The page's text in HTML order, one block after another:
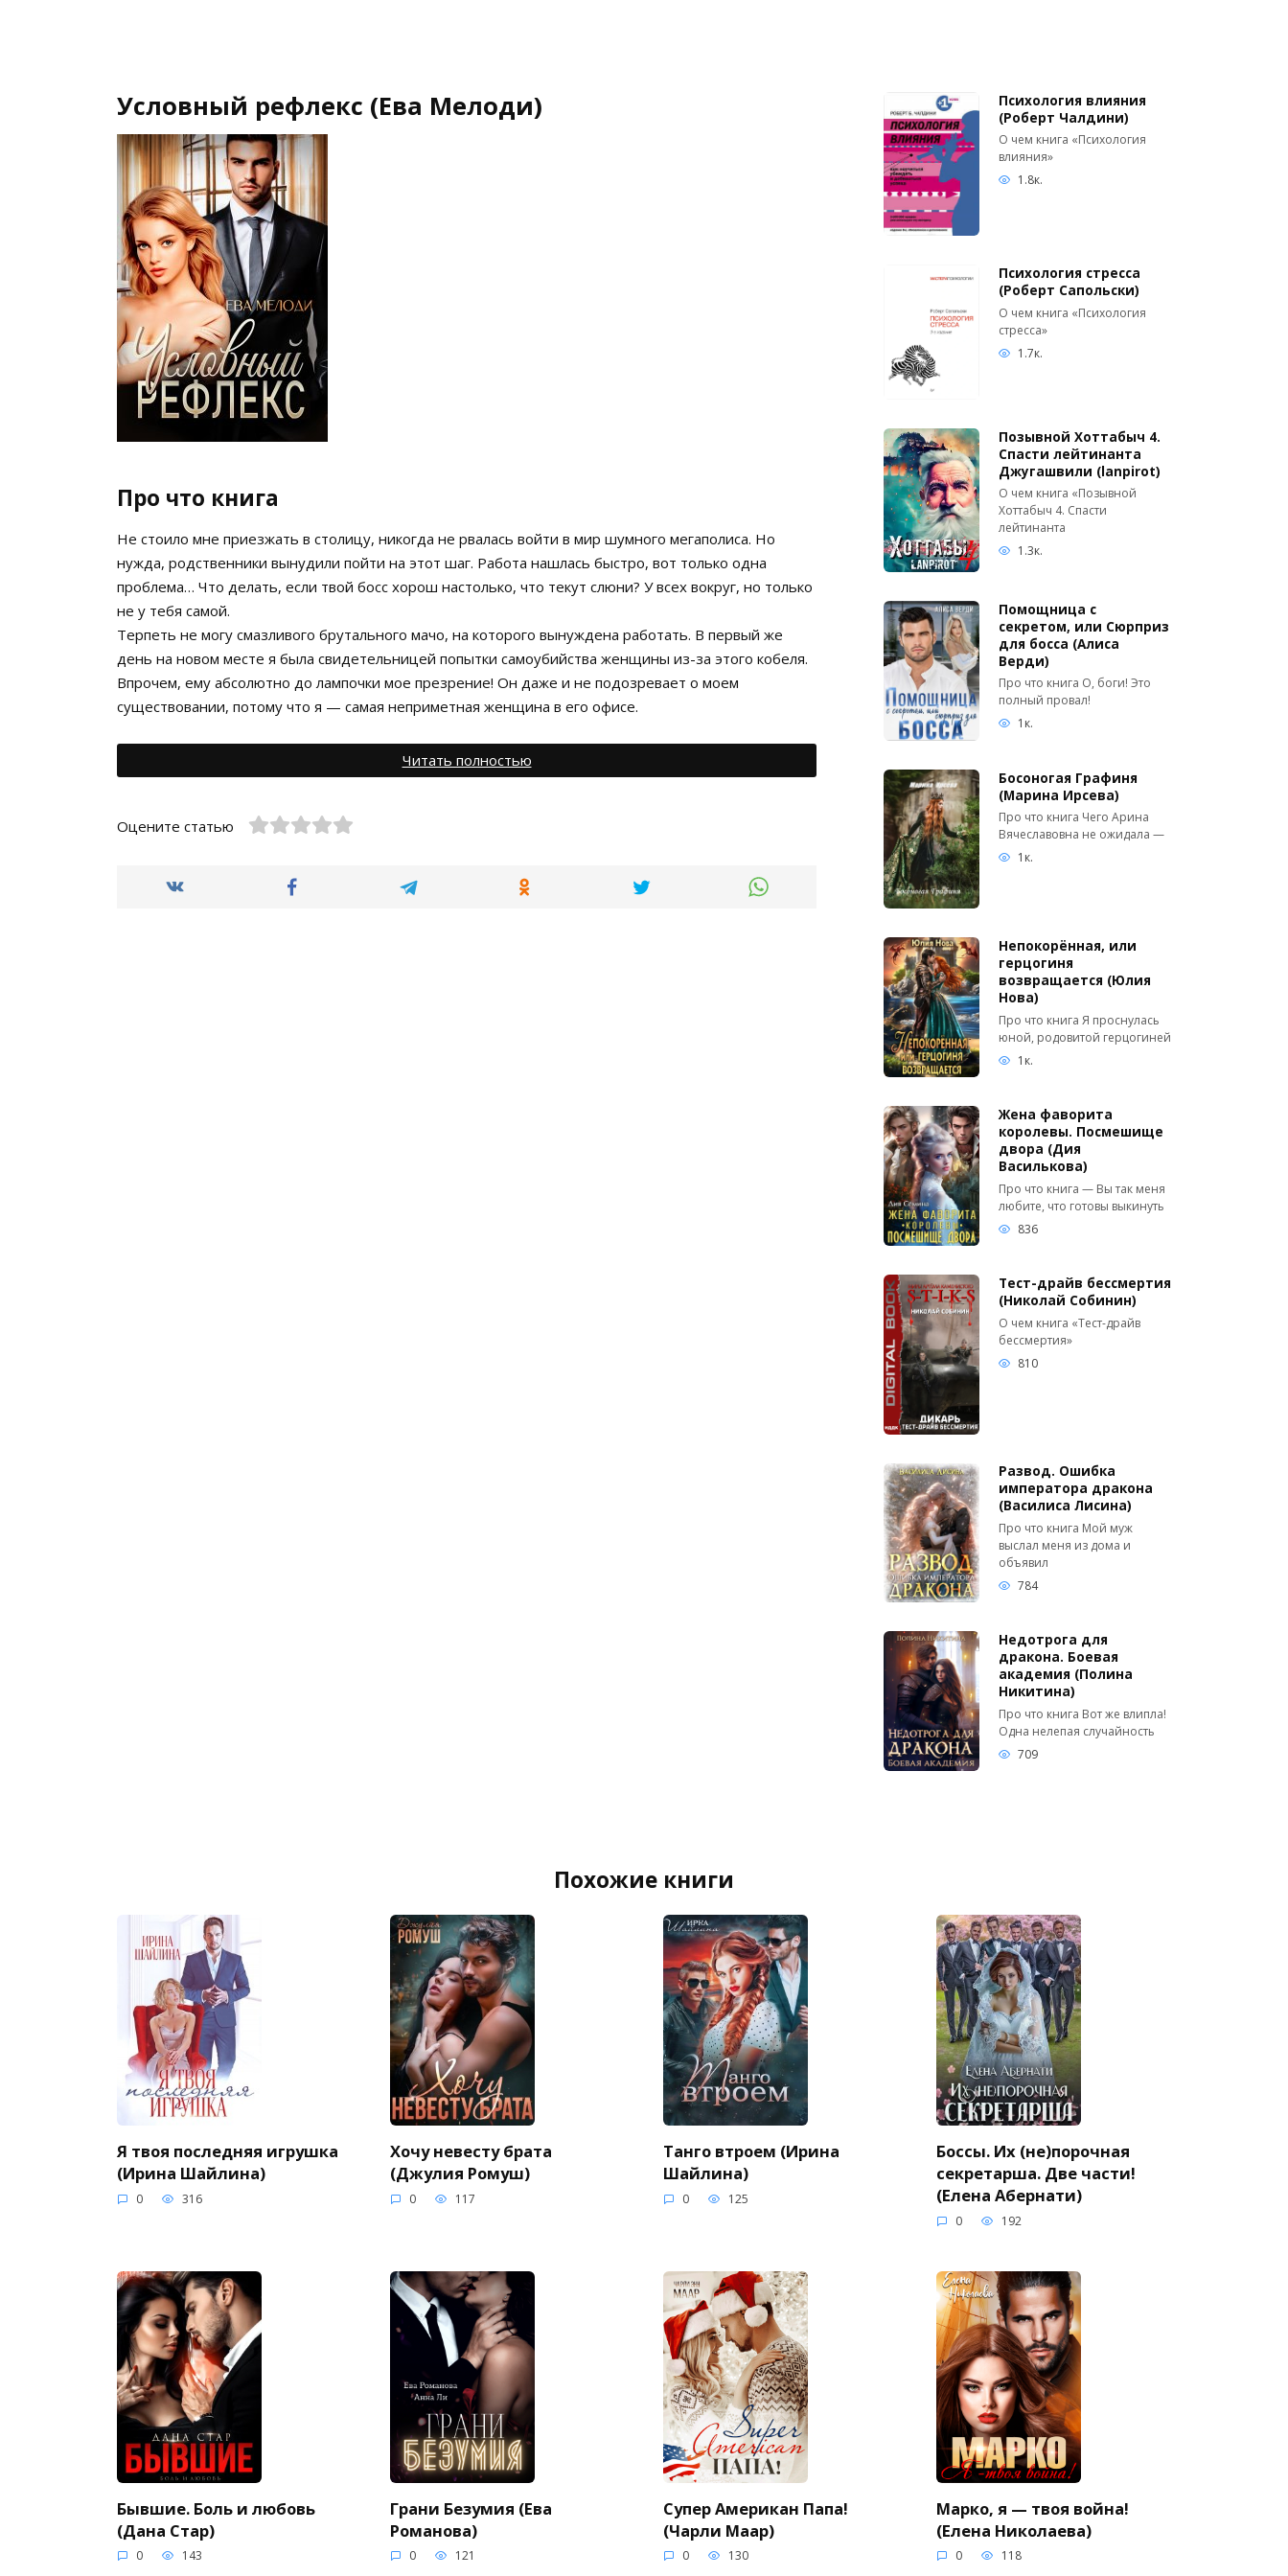
Условный рефлекс (Ева Мелоди)
Про что книга
Не стоило мне приезжать в столицу, никогда не рвалась войти в мир шумного мегаполиса. Но
нужда, родственники вынудили пойти на этот шаг. Работа нашлась быстро, вот только одна
проблема… Что делать, если твой босс хорош настолько, что текут слюни? У всех вокруг, но только
не у тебя самой.
Терпеть не могу смазливого брутального мачо, на которого вынуждена работать. В первый же
день на новом месте я была свидетельницей попытки самоубийства женщины из-за этого кобеля.
Впрочем, ему абсолютно до лампочки мое презрение! Он даже и не подозревает о моем
существовании, потому что я — самая неприметная женщина в его офисе.
Читать полностью
Оцените статью
Психология влияния
(Роберт Чалдини)
О чем книга «Психология
влияния»
1.8к.
Психология стресса
(Роберт Сапольски)
О чем книга «Психология
стресса»
1.7к.
Позывной Хоттабыч 4.
Спасти лейтинанта
Джугашвили (lanpirot)
О чем книга «Позывной
Хоттабыч 4. Спасти
лейтинанта
1.3к.
Помощница с
секретом, или Сюрприз
для босса (Алиса
Верди)
Про что книга О, боги! Это
полный провал!
1к.
Босоногая Графиня
(Марина Ирсева)
Про что книга Чего Арина
Вячеславовна не ожидала —
1к.
Непокорённая, или
герцогиня
возвращается (Юлия
Нова)
Про что книга Я проснулась
юной, родовитой герцогиней
1к.
Жена фаворита
королевы. Посмешище
двора (Дия
Василькова)
Про что книга — Вы так меня
любите, что готовы выкинуть
836
Тест-драйв бессмертия
(Николай Собинин)
О чем книга «Тест-драйв
бессмертия»
810
Развод. Ошибка
императора дракона
(Василиса Лисина)
Про что книга Мой муж
выслал меня из дома и
объявил
784
Недотрога для
дракона. Боевая
академия (Полина
Никитина)
Про что книга Вот же влипла!
Одна нелепая случайность
709
Похожие книги
Я твоя последняя игрушка
(Ирина Шайлина)
0 316
Хочу невесту брата
(Джулия Ромуш)
0 117
Танго втроем (Ирина
Шайлина)
0 125
Боссы. Их (не)порочная
секретарша. Две части!
(Елена Абернати)
0 192
Бывшие. Боль и любовь
(Дана Стар)
0 143
Грани Безумия (Ева
Романова)
0 121
Супер Американ Папа!
(Чарли Маар)
0 130
Марко, я — твоя война!
(Елена Николаева)
0 118